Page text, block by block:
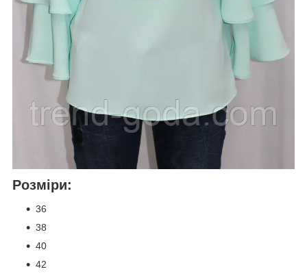
Розміри:
36
38
40
42